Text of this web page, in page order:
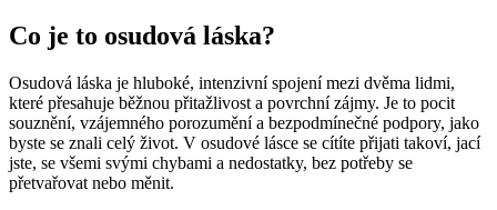
Co je to osudová láska?
Osudová láska je hluboké, intenzivní spojení mezi dvěma lidmi,
které přesahuje běžnou přitažlivost a povrchní zájmy. Je to pocit
souznění, vzájemného porozumění a bezpodmínečné podpory, jako
byste se znali celý život. V osudové lásce se cítíte přijati takoví, jací
jste, se všemi svými chybami a nedostatky, bez potřeby se
přetvařovat nebo měnit.